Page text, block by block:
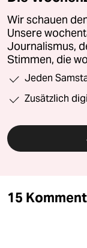
Wir schauen
Unsere
Journalismus,
Stimmen, die
Jeden
Zusätzlich
15